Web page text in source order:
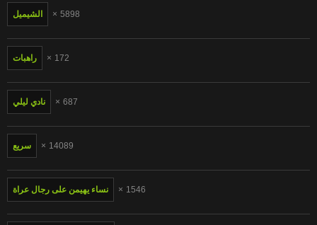
الشيميل 5898
راهبات 172
نادي ليلي 687
سريع 14089
نساء يهيمن على رجال عراة 1546